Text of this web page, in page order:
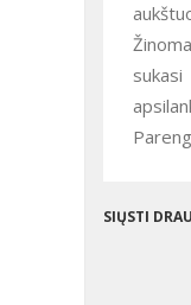
Žinoma, susapnavus nemalonų sapną, nereikia griebti medicinos žinyno. Tačiau jei viena ir ta pati įtartina vizija
SIŲSTI